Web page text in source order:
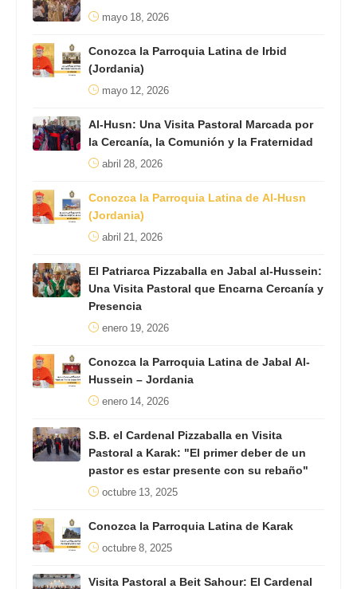
mayo 18, 2026
Conozca la Parroquia Latina de Irbid
(Jordania)
mayo 12, 2026
Al-Husn: Una Visita Pastoral Marcada por
la Cercanía, la Comunión y la Fraternidad
abril 28, 2026
Conozca la Parroquia Latina de Al-Husn
(Jordania)
abril 21, 2026
El Patriarca Pizzaballa en Jabal al-Hussein:
Una Visita Pastoral que Encarna Cercanía y
Presencia
enero 19, 2026
Conozca la Parroquia Latina de Jabal Al-
Hussein – Jordania
enero 14, 2026
S.B. el Cardenal Pizzaballa en Visita
Pastoral a Karak: "El primer deber de un
pastor es estar presente con su rebaño"
octubre 13, 2025
Conozca la Parroquia Latina de Karak
octubre 8, 2025
Visita Pastoral a Beit Sahour: El Cardenal